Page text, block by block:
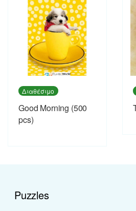
Διαθέσιμο
Good Morning (500
pcs)
Puzzles